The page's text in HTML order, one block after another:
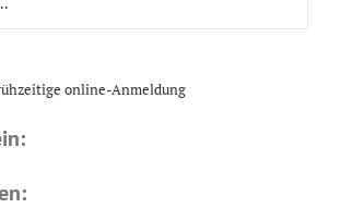
online-Anmeldung